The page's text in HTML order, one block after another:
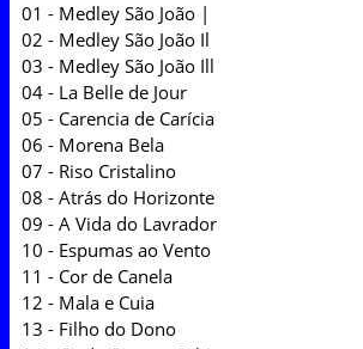
01 - Medley São João |
02 - Medley São João Il
03 - Medley São João Ill
04 - La Belle de Jour
05 - Carencia de Carícia
06 - Morena Bela
07 - Riso Cristalino
08 - Atrás do Horizonte
09 - A Vida do Lavrador
10 - Espumas ao Vento
11 - Cor de Canela
12 - Mala e Cuia
13 - Filho do Dono